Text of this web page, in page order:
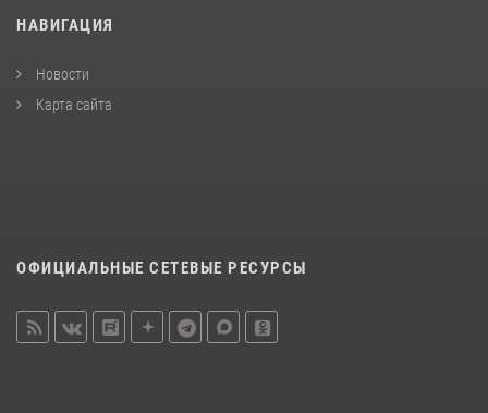
НАВИГАЦИЯ
Новости
Карта сайта
ОФИЦИАЛЬНЫЕ СЕТЕВЫЕ РЕСУРСЫ